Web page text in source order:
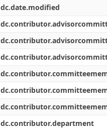
dc.date.modified
dc.contributor.department